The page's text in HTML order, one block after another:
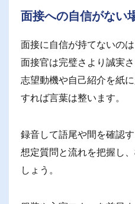
面接への自信がない
面接に自信が持てないのは
面接官は完璧さより誠実
志望動機や自己紹介を紙
すれば言葉は整います。
録音して語尾や間を確認す
想定質問と流れを把握し
しょう。